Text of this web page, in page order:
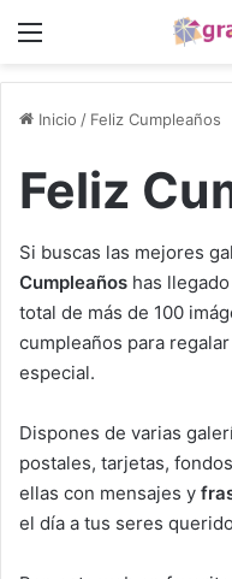
Menú
Inicio / Feliz Cumpleaños
Feliz
Si buscas las mejores
Cumpleaños has
total de más de 100
cumpleaños para
especial.
Dispones de varias
postales, tarjetas,
ellas con mensajes y
el día a tus seres